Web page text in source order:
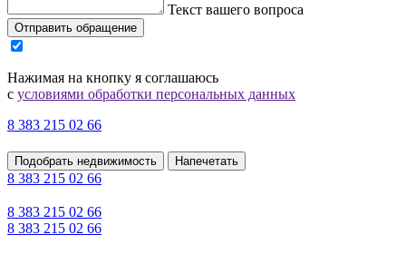
Текст вашего вопроса
Отправить обращение
Нажимая на кнопку я соглашаюсь
с условиями обработки персональных данных
8 383 215 02 66
Подобрать недвижимость Напечетать
8 383 215 02 66
8 383 215 02 66
8 383 215 02 66